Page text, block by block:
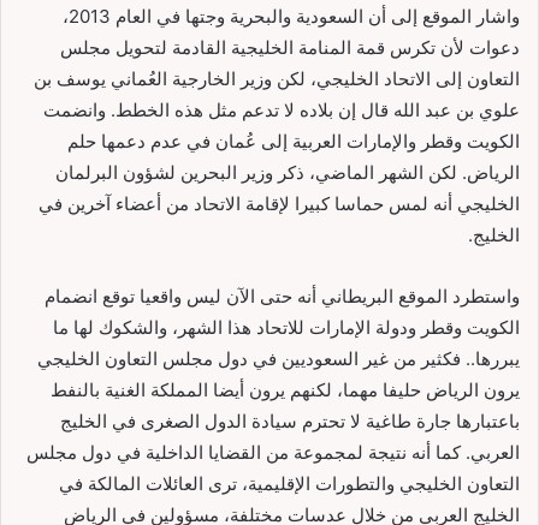
واشار الموقع إلى أن السعودية والبحرية وجتها في العام 2013،
دعوات لأن تكرس قمة المنامة الخليجية القادمة لتحويل مجلس
التعاون إلى الاتحاد الخليجي، لكن وزير الخارجية العُماني يوسف بن
علوي بن عبد الله قال إن بلاده لا تدعم مثل هذه الخطط. وانضمت
الكويت وقطر والإمارات العربية إلى عُمان في عدم دعمها حلم
الرياض. لكن الشهر الماضي، ذكر وزير البحرين لشؤون البرلمان
الخليجي أنه لمس حماسا كبيرا لإقامة الاتحاد من أعضاء آخرين في
الخليج.
واستطرد الموقع البريطاني أنه حتى الآن ليس واقعيا توقع انضمام
الكويت وقطر ودولة الإمارات للاتحاد هذا الشهر، والشكوك لها ما
يبررها.. فكثير من غير السعوديين في دول مجلس التعاون الخليجي
يرون الرياض حليفا مهما، لكنهم يرون أيضا المملكة الغنية بالنفط
باعتبارها جارة طاغية لا تحترم سيادة الدول الصغرى في الخليج
العربي. كما أنه نتيجة لمجموعة من القضايا الداخلية في دول مجلس
التعاون الخليجي والتطورات الإقليمية، ترى العائلات المالكة في
الخليج العربي من خلال عدسات مختلفة، مسؤولين في الرياض